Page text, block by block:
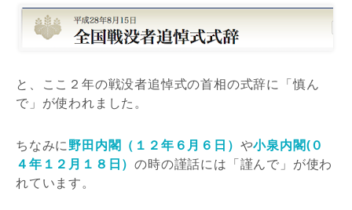
と、ここ２年の戦没者追悼式の首相の式辞に「慎ん
で」が使われました。
ちなみに野田内閣（１２年６月６日） や小泉内閣(０
４年１２月１８日）の時の謹話には「謹んで」が使わ
れています。